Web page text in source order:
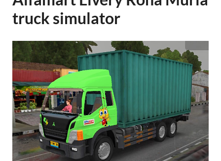
truck simulator